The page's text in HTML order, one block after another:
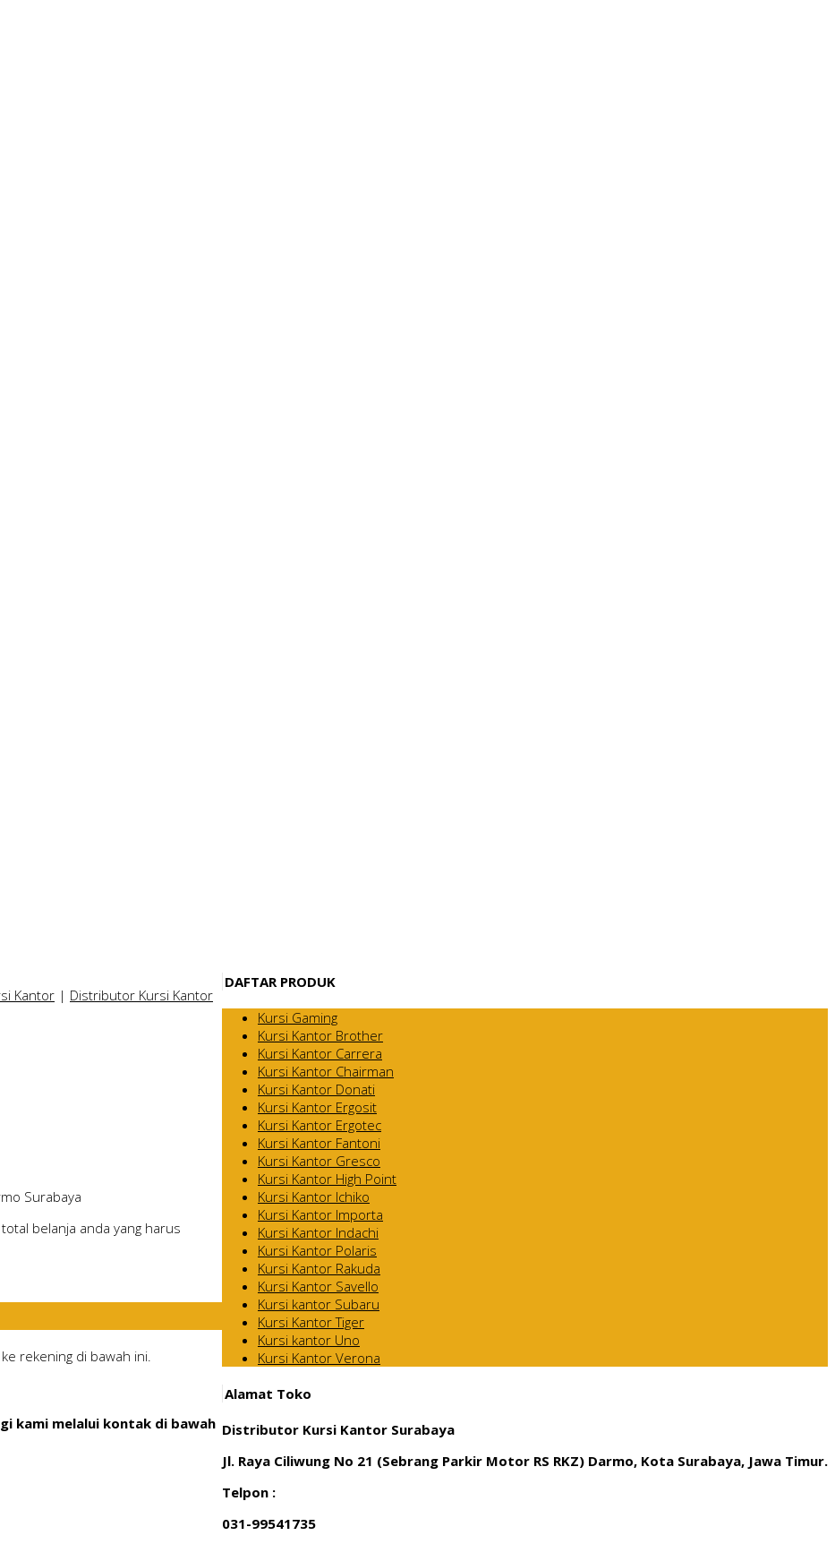
DAFTAR PRODUK
Kursi Gaming
Kursi Kantor Brother
Kursi Kantor Carrera
Kursi Kantor Chairman
Kursi Kantor Donati
Kursi Kantor Ergosit
Kursi Kantor Ergotec
Kursi Kantor Fantoni
Kursi Kantor Gresco
Kursi Kantor High Point
Kursi Kantor Ichiko
Kursi Kantor Importa
Kursi Kantor Indachi
Kursi Kantor Polaris
Kursi Kantor Rakuda
Kursi Kantor Savello
Kursi kantor Subaru
Kursi Kantor Tiger
Kursi kantor Uno
Kursi Kantor Verona
Alamat Toko
Distributor Kursi Kantor Surabaya
Jl. Raya Ciliwung No 21 (Sebrang Parkir Motor RS RKZ) Darmo, Kota Surabaya, Jawa Timur.
Telpon :
031-99541735
Kantor | Distributor Kursi Kantor
Surabaya
belanja anda yang harus
rekening di bawah ini.
kami melalui kontak di bawah